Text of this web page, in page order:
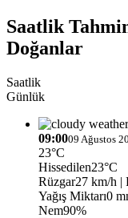
Saatlik
Doğanlar
Saatlik
Günlük
09:0009 Ağustos
23°C
Hissedilen23°C
Rüzgar27 km/h |
Yağış Miktarı0
Nem90%